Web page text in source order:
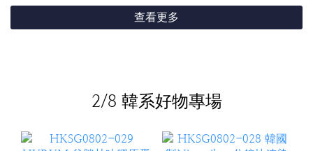
查看更多
2/8 韓系好物專場